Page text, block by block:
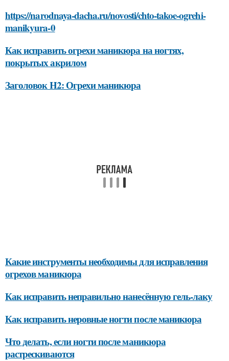
https://narodnaya-dacha.ru/novosti/chto-takoe-ogrehi-
manikyura-0
Как исправить огрехи маникюра на ногтях,
покрытых акрилом
Заголовок H2: Огрехи маникюра
Какие инструменты необходимы для исправления
огрехов маникюра
Как исправить неправильно нанесённую гель-лаку
Как исправить неровные ногти после маникюра
Что делать, если ногти после маникюра
растрескиваются